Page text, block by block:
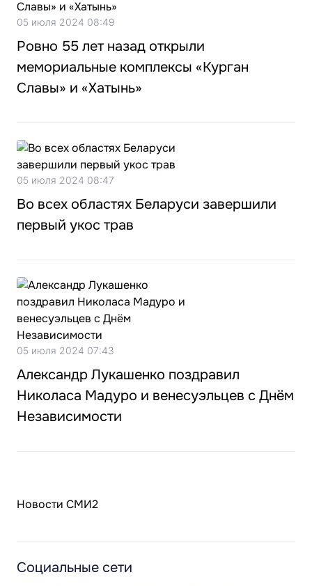
05 июля 2024 08:49
Ровно 55 лет назад открыли
мемориальные комплексы «Курган
Славы» и «Хатынь»
05 июля 2024 08:47
Во всех областях Беларуси завершили
первый укос трав
05 июля 2024 07:43
Александр Лукашенко поздравил
Николаса Мадуро и венесуэльцев с Днём
Независимости
Новости СМИ2
Социальные сети